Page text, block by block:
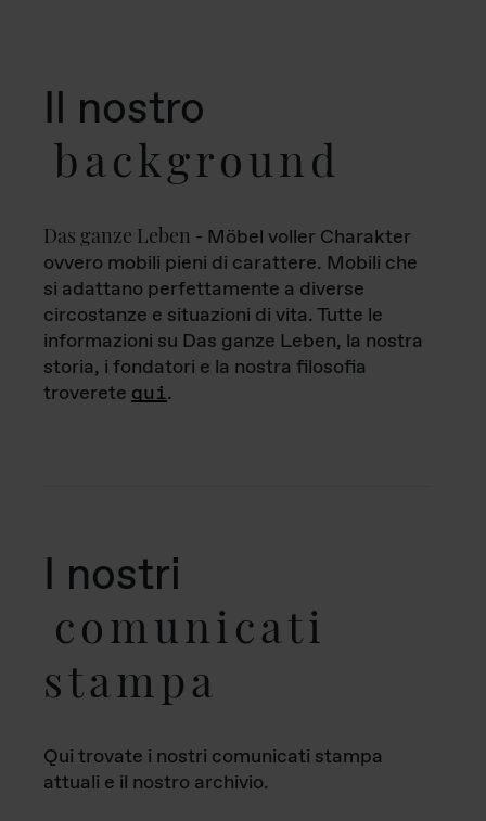
Il nostro
background
Das ganze Leben - Möbel voller Charakter
ovvero mobili pieni di carattere. Mobili che
si adattano perfettamente a diverse
circostanze e situazioni di vita. Tutte le
informazioni su Das ganze Leben, la nostra
storia, i fondatori e la nostra filosofia
troverete qui.
I nostri
comunicati
stampa
Qui trovate i nostri comunicati stampa
attuali e il nostro archivio.